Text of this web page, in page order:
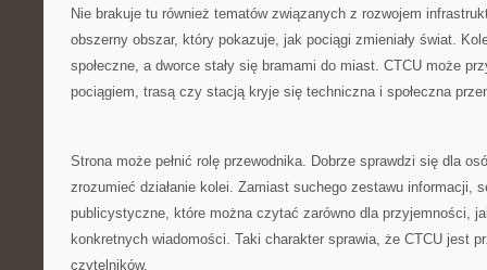
Nie brakuje tu również tematów związanych z rozwojem
obszerny obszar, który pokazuje, jak pociągi zmieniały świat.
społeczne, a dworce stały się bramami do miast. CTCU może
pociągiem, trasą czy stacją kryje się techniczna i społeczna
Strona może pełnić rolę przewodnika. Dobrze sprawdzi się dla
zrozumieć działanie kolei. Zamiast suchego zestawu informacji,
publicystyczne, które można czytać zarówno dla przyjemności,
konkretnych wiadomości. Taki charakter sprawia, że CTCU jest
czytelników.